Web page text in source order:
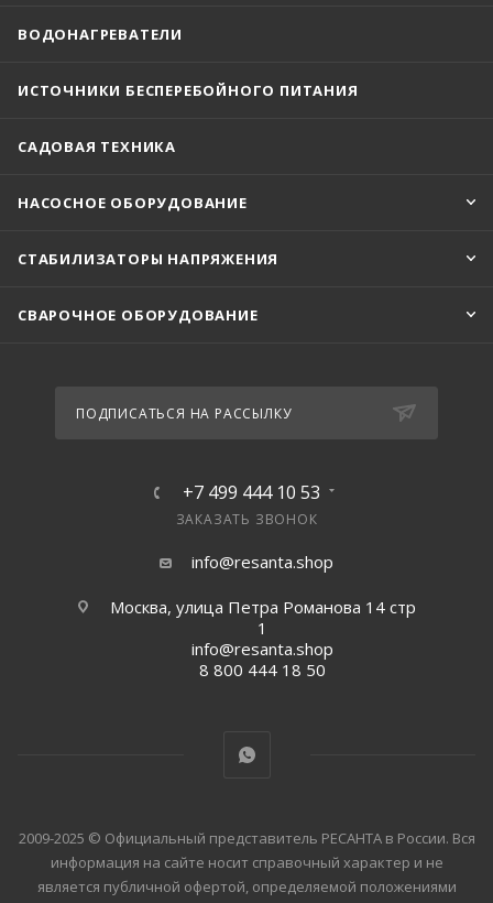
ВОДОНАГРЕВАТЕЛИ
ИСТОЧНИКИ БЕСПЕРЕБОЙНОГО ПИТАНИЯ
САДОВАЯ ТЕХНИКА
НАСОСНОЕ ОБОРУДОВАНИЕ
СТАБИЛИЗАТОРЫ НАПРЯЖЕНИЯ
СВАРОЧНОЕ ОБОРУДОВАНИЕ
ПОДПИСАТЬСЯ НА РАССЫЛКУ
+7 499 444 10 53
ЗАКАЗАТЬ ЗВОНОК
info@resanta.shop
Москва, улица Петра Романова 14 стр
1
info@resanta.shop
8 800 444 18 50
2009-2025 © Официальный представитель РЕСАНТА в России. Вся
информация на сайте носит справочный характер и не
является публичной офертой, определяемой положениями